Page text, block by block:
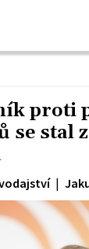
proti
se stal
|